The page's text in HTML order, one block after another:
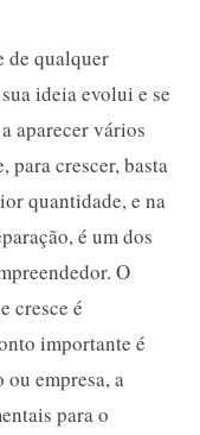
de qualquer
ideia evolui e se
aparecer vários
para crescer, basta
quantidade, e na
é um dos
O
cresce é
importante é
empresa, a
para o